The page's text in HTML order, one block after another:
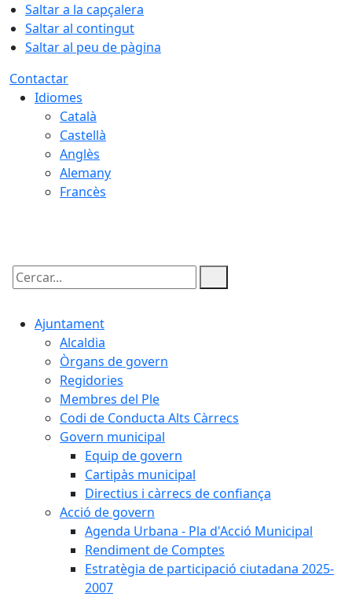
Saltar a la capçalera
Saltar al contingut
Saltar al peu de pàgina
Contactar
Idiomes
Català
Castellà
Anglès
Alemany
Francès
Cercar:
Ajuntament
Alcaldia
Òrgans de govern
Regidories
Membres del Ple
Codi de Conducta Alts Càrrecs
Govern municipal
Equip de govern
Cartipàs municipal
Directius i càrrecs de confiança
Acció de govern
Agenda Urbana - Pla d'Acció Municipal
Rendiment de Comptes
Estratègia de participació ciutadana 2025-
2007